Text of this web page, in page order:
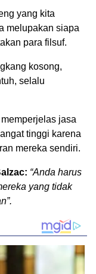
yang kita
melupakan siapa
para filsuf.
kosong,
selalu
jasa
tinggi karena
mereka sendiri.
“Anda harus
yang tidak